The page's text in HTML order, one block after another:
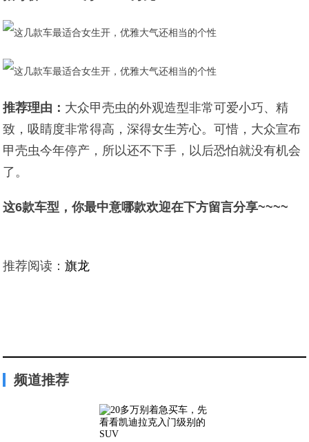
推荐理由： 大众甲壳虫的外观造型非常可爱小巧、精
致，吸睛度非常得高，深得女生芳心。可惜，大众宣布
甲壳虫今年停产，所以还不下手，以后恐怕就没有机会
了。
这6款车型，你最中意哪款欢迎在下方留言分享~~~~
推荐阅读：旗龙
频道推荐